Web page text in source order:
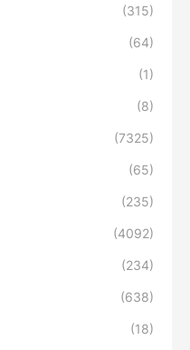
(315)
(64)
(1)
(8)
(7325)
(65)
(235)
(4092)
(234)
(638)
(18)